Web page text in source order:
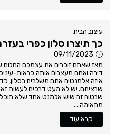
עיצוב הבית
כך תיצרו סלון כפרי
09/11/2023
מאז שאתם זוכרים את עצמכם החלום
דירה ואתם מעצבים אותה כראות-
איזה אלמנטים אתם משלבים בסלון,
שרציתם. יש לא מעט דרכים לעשות
שבטוח זה שיש אלמנט אחד שלא תוכלו
מתאימה....
קרא עוד